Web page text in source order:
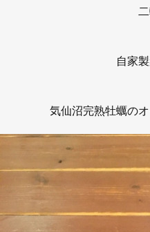
自家
気仙沼完熟牡蠣の